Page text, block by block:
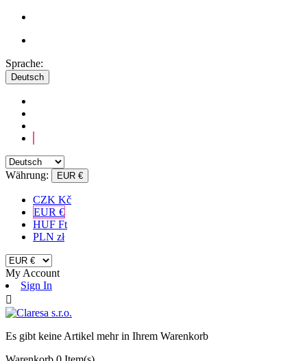
Sprache:
Deutsch
Währung: EUR €
CZK Kč
EUR €
HUF Ft
PLN zł
My Account
Sign In

Es gibt keine Artikel mehr in Ihrem Warenkorb